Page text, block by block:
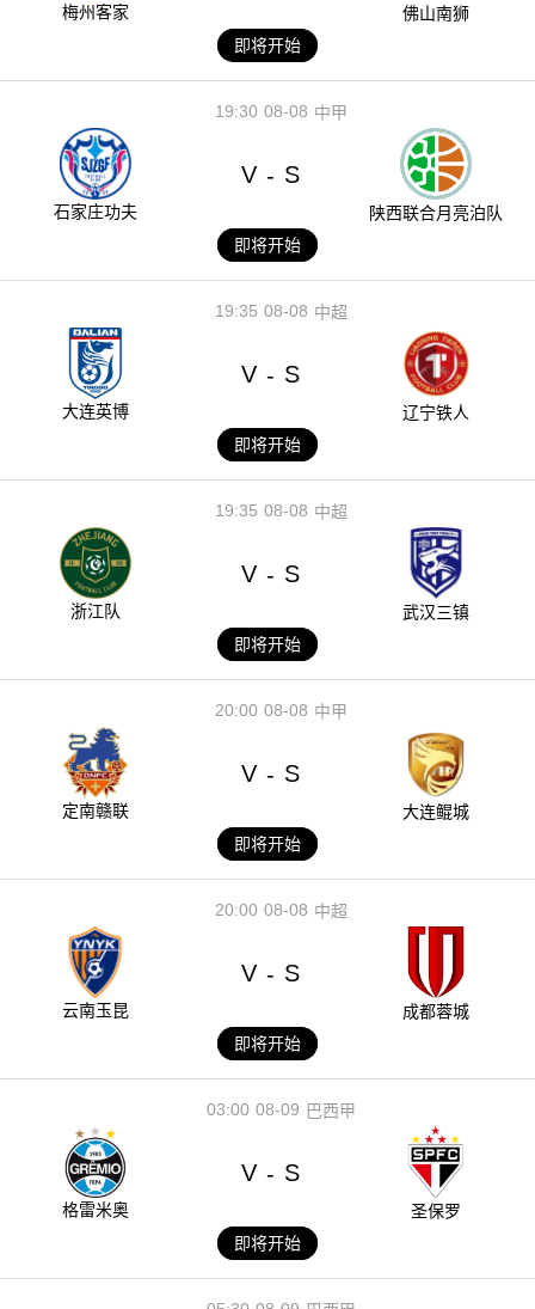
梅州客家
佛山南狮
即将开始
08-08
19:30 中甲
石家庄功夫
V - S
陕西联合月亮泊队
即将开始
08-08
19:35 中超
大连英博
V - S
辽宁铁人
即将开始
08-08
19:35 中超
浙江队
V - S
武汉三镇
即将开始
08-08
20:00 中甲
定南赣联
V - S
大连鲲城
即将开始
08-08
20:00 中超
云南玉昆
V - S
成都蓉城
即将开始
08-09
03:00 巴西甲
格雷米奥
V - S
圣保罗
即将开始